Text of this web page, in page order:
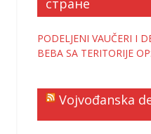
PODELJENI VAUČERI I
BEBA SA TERITORIJE
Vojvođanska